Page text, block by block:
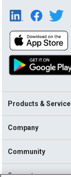
Products &
Company
Community
Support